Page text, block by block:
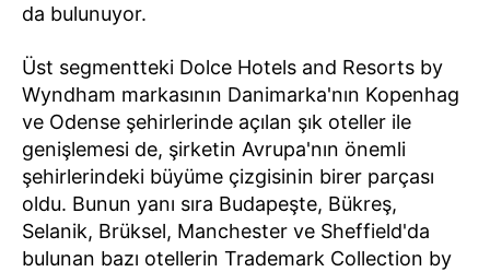
da bulunuyor.
Üst segmentteki Dolce Hotels and Resorts by
Wyndham markasının Danimarka'nın Kopenhag
ve Odense şehirlerinde açılan şık oteller ile
genişlemesi de, şirketin Avrupa'nın önemli
şehirlerindeki büyüme çizgisinin birer parçası
oldu. Bunun yanı sıra Budapeşte, Bükreş,
Selanik, Brüksel, Manchester ve Sheffield'da
bulunan bazı otellerin Trademark Collection by